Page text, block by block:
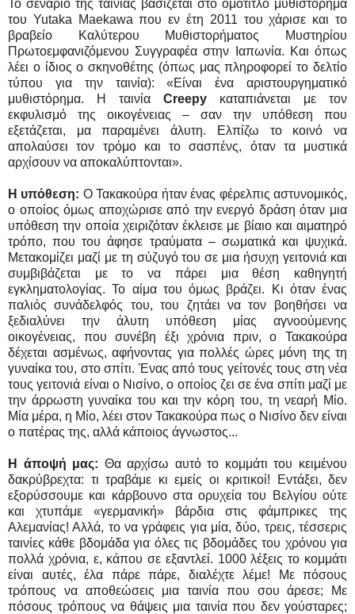
Το σενάριο της ταινίας βασίζεται στο ομότιτλο μυθιστόρημα
του Yutaka Maekawa που εν έτη 2011 του χάρισε και το
βραβείο Καλύτερου Μυθιστορήματος Μυστηρίου
Πρωτοεμφανιζόμενου Συγγραφέα στην Ιαπωνία. Και όπως
λέει ο ίδιος ο σκηνοθέτης (όπως μας πληροφορεί το δελτίο
τύπου για την ταινία): «Είναι ένα αριστουργηματικό
μυθιστόρημα. Η ταινία Creepy καταπιάνεται με τον
εκφυλισμό της οικογένειας – σαν την υπόθεση που
εξετάζεται, μα παραμένει άλυτη. Ελπίζω το κοινό να
απολαύσει τον τρόμο και το σασπένς, όταν τα μυστικά
αρχίσουν να αποκαλύπτονται».
Η υπόθεση: Ο Τακακούρα ήταν ένας φέρελπις αστυνομικός,
ο οποίος όμως αποχώρισε από την ενεργό δράση όταν μια
υπόθεση την οποία χειριζόταν έκλεισε με βίαιο και αιματηρό
τρόπο, που του άφησε τραύματα – σωματικά και ψυχικά.
Μετακομίζει μαζί με τη σύζυγό του σε μια ήσυχη γειτονιά και
συμβιβάζεται με το να πάρει μια θέση καθηγητή
εγκληματολογίας. Το αίμα του όμως βράζει. Κι όταν ένας
παλιός συνάδελφός του, του ζητάει να τον βοηθήσει να
ξεδιαλύνει την άλυτη υπόθεση μίας αγνοούμενης
οικογένειας, που συνέβη έξι χρόνια πριν, ο Τακακούρα
δέχεται ασμένως, αφήνοντας για πολλές ώρες μόνη της τη
γυναίκα του, στο σπίτι. Ένας από τους γείτονές τους στη νέα
τους γειτονιά είναι ο Νισίνο, ο οποίος ζει σε ένα σπίτι μαζί με
την άρρωστη γυναίκα του και την κόρη του, τη νεαρή Μίο.
Μία μέρα, η Μίο, λέει στον Τακακούρα πως ο Νισίνο δεν είναι
ο πατέρας της, αλλά κάποιος άγνωστος...
Η άποψή μας: Θα αρχίσω αυτό το κομμάτι του κειμένου
δακρύβρεχτα: τι τραβάμε κι εμείς οι κριτικοί! Εντάξει, δεν
εξορύσσουμε και κάρβουνο στα ορυχεία του Βελγίου ούτε
και χτυπάμε «γερμανική» βάρδια στις φάμπρικες της
Αλεμανίας! Αλλά, το να γράφεις για μία, δύο, τρεις, τέσσερις
ταινίες κάθε βδομάδα για όλες τις βδομάδες του χρόνου για
πολλά χρόνια, ε, κάπου σε εξαντλεί. 1000 λέξεις το κομμάτι
είναι αυτές, έλα πάρε πάρε, διαλέχτε λέμε! Με πόσους
τρόπους να αποθεώσεις μια ταινία που σου άρεσε; Με
πόσους τρόπους να θάψεις μια ταινία που δεν γούσταρες;